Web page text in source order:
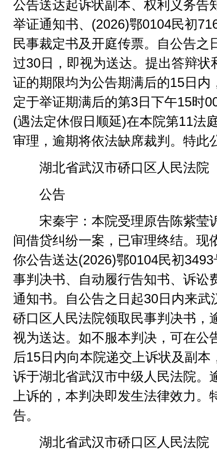
公告送达起诉状副本、权利义务告
举证通知书、(2026)鄂0104民初
民事裁定书及开庭传票。自公告之
过30日，即视为送达。提出答辩状
证的期限均为公告期满后的15日内
定于举证期满后的第3日下午15时
(遇法定休假日顺延)在本院第11法
审理，逾期将依法缺席裁判。特此
湖北省武汉市硚口区人民法院
公告
宋秦宇：本院受理原告陈紫莹
间借贷纠纷一案，已审理终结。现
你公告送达(2026)鄂0104民初3493
事判决书、自动履行告知书、诉讼
通知书。自公告之日起30日内来武
硚口区人民法院领取民事判决书，
视为送达。如不服本判决，可在公
后15日内向本院递交上诉状及副本
诉于湖北省武汉市中级人民法院。
上诉的，本判决即发生法律效力。
告。
湖北省武汉市硚口区人民法院